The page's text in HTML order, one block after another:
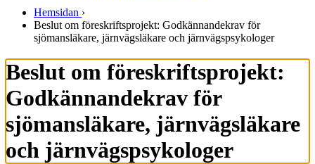
Hemsidan ›
Beslut om föreskriftsprojekt: Godkännandekrav för
sjömansläkare, järnvägsläkare och järnvägspsykologer
Beslut om föreskriftsprojekt:
Godkännandekrav för
sjömansläkare, järnvägsläkare
och järnvägspsykologer